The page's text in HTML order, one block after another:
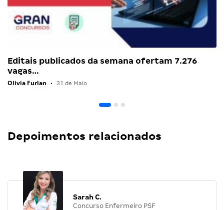
Editais publicados da semana ofertam 7.276
vagas…
Olivia Furlan • 31 de Maio
Depoimentos relacionados
Sarah C.
Concurso Enfermeiro PSF